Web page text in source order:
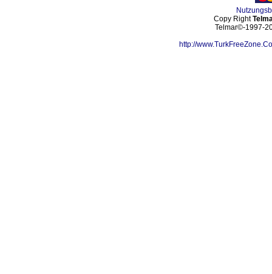
Copy Right
Telmar©-1997-
http://